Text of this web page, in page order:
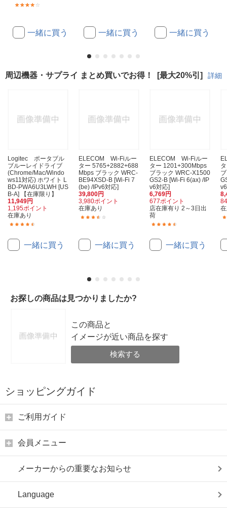
一緒に買う 一緒に買う 一緒に買う
周辺機器・サプライ まとめ買いでお得！ [最大20%引] 詳細
Logitec ポータブル
ブルーレイドライブ
(Chrome/Mac/Windo
ws11対応) ホワイト L
BD-PWA6U3LWH [US
B-A] 【在庫限り】
11,949円
1,195ポイント
在庫あり
一緒に買う
ELECOM Wi-Fiルー
ター 5765+2882+688
Mbps ブラック WRC-
BE94XSD-B [Wi-Fi 7
(be) /IPv6対応]
39,800円
3,980ポイント
在庫あり
一緒に買う
ELECOM Wi-Fiルー
ター 1201+300Mbps
ブラック WRC-X1500
GS2-B [Wi-Fi 6(ax) /IP
v6対応]
6,769円
677ポイント
店在庫有り 2～3日出
荷
一緒に買う
お探しの商品は見つかりましたか?
この商品と
イメージが近い商品を探す
検索する
ショッピングガイド
ご利用ガイド
会員メニュー
メーカーからの重要なお知らせ
Language